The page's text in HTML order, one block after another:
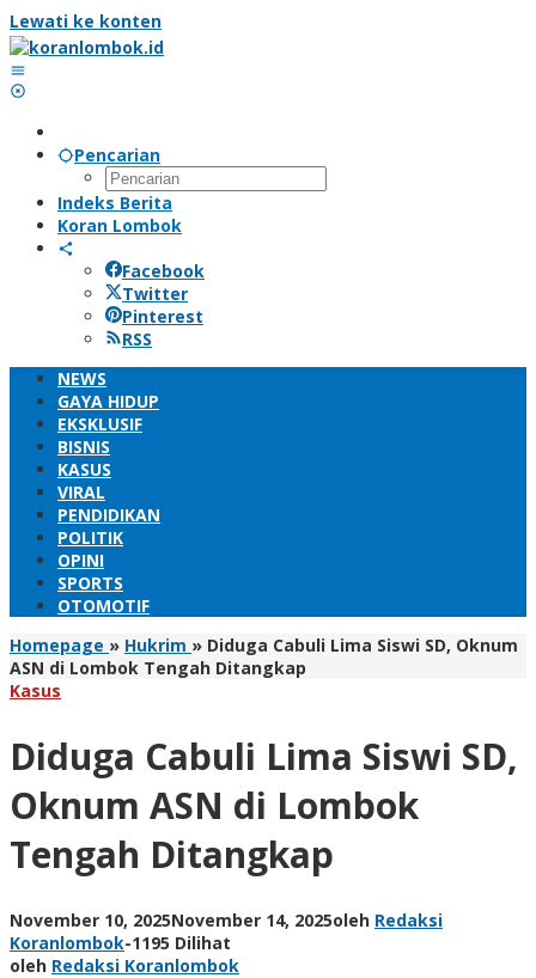
Lewati ke konten
Pencarian
Indeks Berita
Koran Lombok
Facebook
Twitter
Pinterest
RSS
NEWS
GAYA HIDUP
EKSKLUSIF
BISNIS
KASUS
VIRAL
PENDIDIKAN
POLITIK
OPINI
SPORTS
OTOMOTIF
Homepage » Hukrim » Diduga Cabuli Lima Siswi SD, Oknum
ASN di Lombok Tengah Ditangkap
Kasus
Diduga Cabuli Lima Siswi SD,
Oknum ASN di Lombok
Tengah Ditangkap
November 10, 2025November 14, 2025oleh Redaksi
Koranlombok-1195 Dilihat
oleh Redaksi Koranlombok